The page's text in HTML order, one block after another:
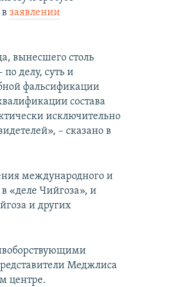
взаявлении
вынесшего столь
делу, суть и
фальсификации
состава
исключительно
– сказано в
международного и
«деле Чийгоза», и
и других
Меджлиса
центре.